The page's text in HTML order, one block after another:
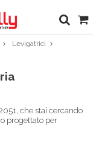
Levigatrici
che stai cercando
progettato per